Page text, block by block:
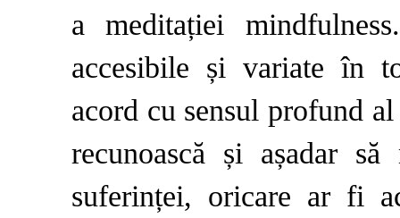
a meditației
accesibile și variate în
acord cu sensul profund
recunoască și așadar să
suferinței, oricare ar fi